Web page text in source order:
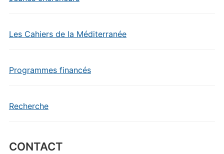
Les Cahiers de la Méditerranée
Programmes financés
Recherche
CONTACT